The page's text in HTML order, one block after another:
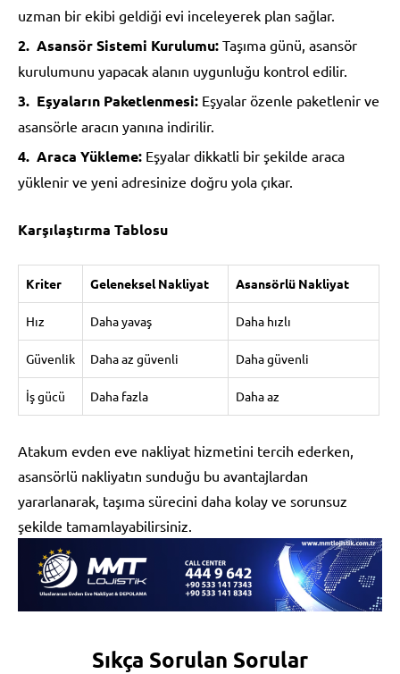
uzman bir ekibi geldiği evi inceleyerek plan sağlar.
Asansör Sistemi Kurulumu: Taşıma günü, asansör
kurulumunu yapacak alanın uygunluğu kontrol edilir.
Eşyaların Paketlenmesi: Eşyalar özenle paketlenir ve
asansörle aracın yanına indirilir.
Araca Yükleme: Eşyalar dikkatli bir şekilde araca
yüklenir ve yeni adresinize doğru yola çıkar.
Karşılaştırma Tablosu
Kriter Geleneksel Nakliyat Asansörlü Nakliyat
Hız Daha yavaş Daha hızlı
Güvenlik Daha az güvenli Daha güvenli
İş gücü Daha fazla Daha az
Atakum evden eve nakliyat hizmetini tercih ederken,
asansörlü nakliyatın sunduğu bu avantajlardan
yararlanarak, taşıma sürecini daha kolay ve sorunsuz
şekilde tamamlayabilirsiniz.
Sıkça Sorulan Sorular